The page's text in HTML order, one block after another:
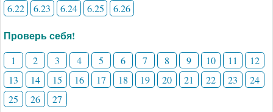
6.22
6.23 6.24 6.25 6.26
Проверь себя!
1 2 3 4 5 6 7 8 9 10 11
12
13
14 15 16 17 18 19 20 21 22 23
24
25
26 27